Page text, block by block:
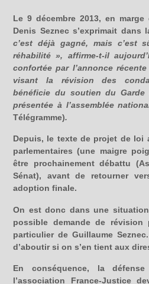
Le 9 décembre 2013, en marge
Denis Seznec s’exprimait dans
c’est déjà gagné, mais c’est
réhabilité », affirme-t-il
confortée par l’annonce
visant la révision des
bénéficie du soutien du
présentée à l’assemblée
Télégramme).
Depuis, le texte de projet de loi
parlementaires (une maigre
être prochainement débattu
Sénat), avant de retourner
adoption finale.
On est donc dans une
possible demande de
particulier de Guillaume
d’aboutir si on s’en tient aux
En conséquence, la
l’association France-Justice